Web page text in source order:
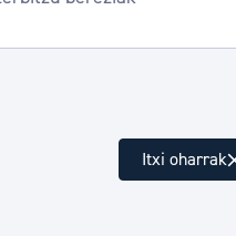
Itxi oharrak